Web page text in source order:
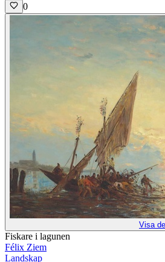
0
Visa
Fiskare i lagunen
Félix Ziem
Landskap